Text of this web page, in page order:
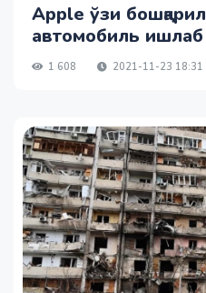
Apple ўзи
автомобиль ишлаб
1 608 2021-11-23 18:31